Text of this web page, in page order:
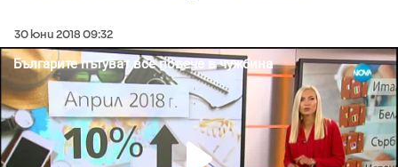
30 юни 2018 09:32